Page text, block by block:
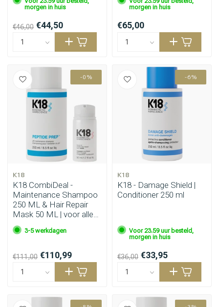
morgen in huis
€46,00 €44,50
morgen in huis
€65,00
-0%
K18
K18 CombiDeal -
Maintenance Shampoo
250 ML & Hair Repair
Mask 50 ML | voor alle
haartypes
3-5 werkdagen
€111,00 €110,99
-6%
K18
K18 - Damage Shield |
Conditioner 250 ml
Voor 23.59 uur besteld,
morgen in huis
€36,00 €33,95